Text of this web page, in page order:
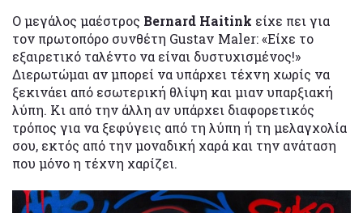
Ο μεγάλος μαέστρος Bernard Haitink είχε πει για
τον πρωτοπόρο συνθέτη Gustav Maler: «Είχε το
εξαιρετικό ταλέντο να είναι δυστυχισμένος!»
Διερωτώμαι αν μπορεί να υπάρχει τέχνη χωρίς να
ξεκινάει από εσωτερική θλίψη και μιαν υπαρξιακή
λύπη. Κι από την άλλη αν υπάρχει διαφορετικός
τρόπος για να ξεφύγεις από τη λύπη ή τη μελαγχολία
σου, εκτός από την μοναδική χαρά και την ανάταση
που μόνο η τέχνη χαρίζει.